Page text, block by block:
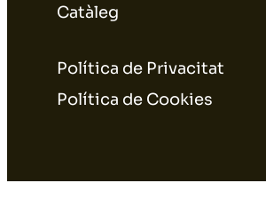
Catàleg
Política de Privacitat
Política de Cookies